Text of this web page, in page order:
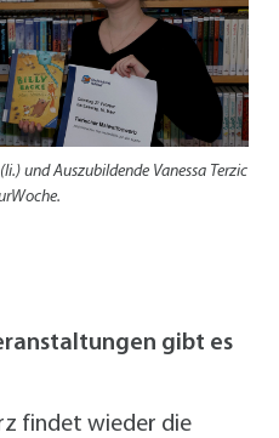
und Auszubildende Vanessa Terzic
gibt es
findet wieder die